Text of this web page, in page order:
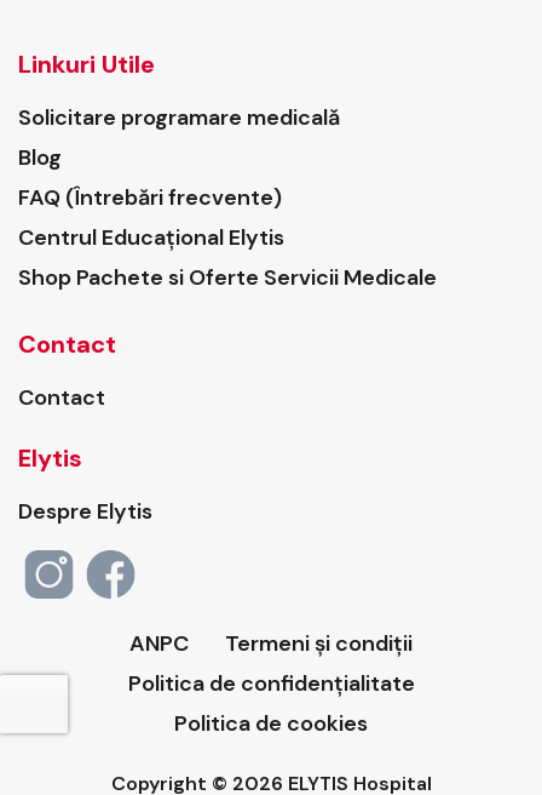
Linkuri Utile
Solicitare programare medicală
Blog
FAQ (Întrebări frecvente)
Centrul Educațional Elytis
Shop Pachete si Oferte Servicii Medicale
Contact
Contact
Elytis
Despre Elytis
ANPC
Termeni și condiții
Politica de confidențialitate
Politica de cookies
Copyright © 2026 ELYTIS Hospital